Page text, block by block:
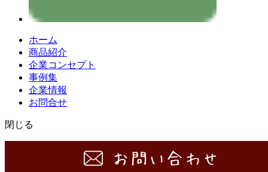
ホーム
商品紹介
企業コンセプト
事例集
企業情報
お問合せ
閉じる